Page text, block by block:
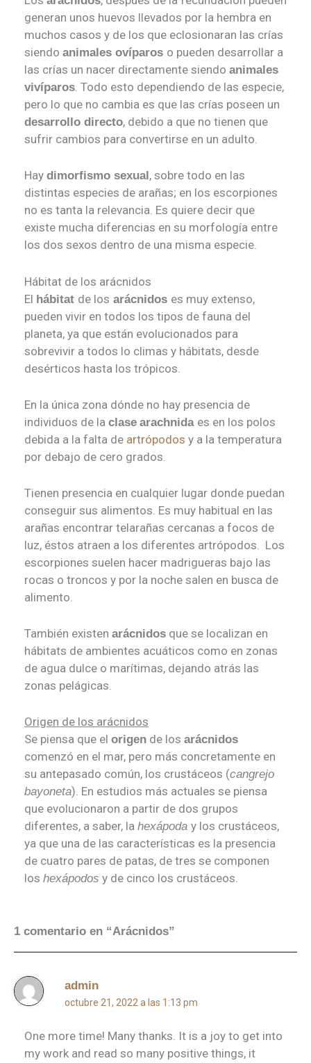
generan unos huevos llevados por la hembra en
muchos casos y de los que eclosionaran las crías
siendo animales ovíparos o pueden desarrollar a
las crías un nacer directamente siendo animales
vivíparos. Todo esto dependiendo de las especie,
pero lo que no cambia es que las crías poseen un
desarrollo directo, debido a que no tienen que
sufrir cambios para convertirse en un adulto.
Hay dimorfismo sexual , sobre todo en las
distintas especies de arañas; en los escorpiones
no es tanta la relevancia. Es quiere decir que
existe mucha diferencias en su morfología entre
los dos sexos dentro de una misma especie.
Hábitat de los arácnidos
El hábitat de los arácnidos es muy extenso,
pueden vivir en todos los tipos de fauna del
planeta, ya que están evolucionados para
sobrevivir a todos lo climas y hábitats, desde
desérticos hasta los trópicos.
En la única zona dónde no hay presencia de
individuos de la clase arachnida es en los polos
debida a la falta de artrópodos y a la temperatura
por debajo de cero grados.
Tienen presencia en cualquier lugar donde puedan
conseguir sus alimentos. Es muy habitual en las
arañas encontrar telarañas cercanas a focos de
luz, éstos atraen a los diferentes artrópodos. Los
escorpiones suelen hacer madrigueras bajo las
rocas o troncos y por la noche salen en busca de
alimento.
También existen arácnidos que se localizan en
hábitats de ambientes acuáticos como en zonas
de agua dulce o marítimas, dejando atrás las
zonas pelágicas.
Origen de los arácnidos
Se piensa que el origen de los arácnidos
comenzó en el mar, pero más concretamente en
su antepasado común, los crustáceos (cangrejo
bayoneta). En estudios más actuales se piensa
que evolucionaron a partir de dos grupos
diferentes, a saber, la hexápoda y los crustáceos,
ya que una de las características es la presencia
de cuatro pares de patas, de tres se componen
los hexápodos y de cinco los crustáceos.
1 comentario en “Arácnidos”
admin
octubre 21, 2022 a las 1:13 pm
One more time! Many thanks. It is a joy to get into
my work and read so many positive things, it